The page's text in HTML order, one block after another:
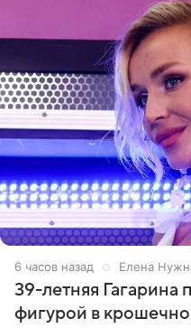
6 часов назад Елена
39-летняя Гагарина
фигурой в